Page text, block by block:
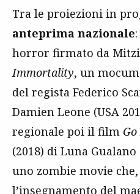
Tra le proiezioni in
anteprima nazionale:
horror firmato da
Immortality, un
del regista Federico
Damien Leone (USA
regionale poi il film
(2018) di Luna
uno zombie movie
l’insegnamento del